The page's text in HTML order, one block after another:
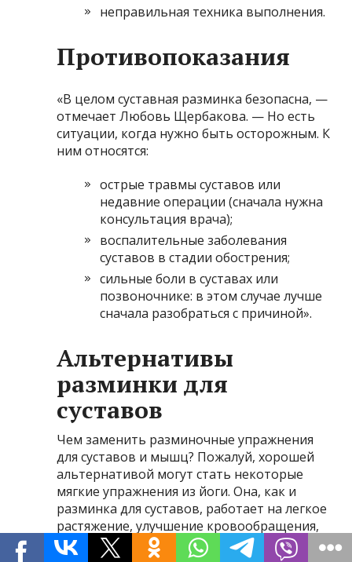
неправильная техника выполнения.
Противопоказания
«В целом суставная разминка безопасна, —
отмечает Любовь Щербакова. — Но есть
ситуации, когда нужно быть осторожным. К
ним относятся:
острые травмы суставов или
недавние операции (сначала нужна
консультация врача);
воспалительные заболевания
суставов в стадии обострения;
сильные боли в суставах или
позвоночнике: в этом случае лучше
сначала разобраться с причиной».
Альтернативы
разминки для
суставов
Чем заменить разминочные упражнения
для суставов и мышц? Пожалуй, хорошей
альтернативой могут стать некоторые
мягкие упражнения из йоги. Она, как и
разминка для суставов, работает на легкое
растяжение, улучшение кровообращения,
гибкости и общего тонуса.